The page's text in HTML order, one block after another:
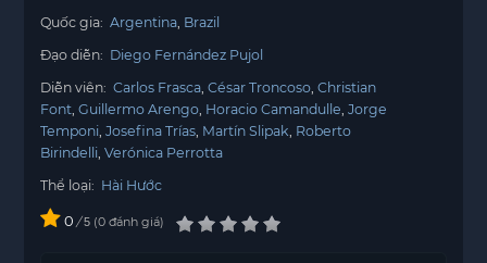
Quốc gia: Argentina Brazil
Đạo diễn: Diego Fernández Pujol
Diễn viên: Carlos Frasca César Troncoso Christian
Font Guillermo Arengo Horacio Camandulle Jorge
Temponi Josefina Trías Martín Slipak Roberto
Birindelli Verónica Perrotta
Thể loại: Hài Hước
0 / 5 0 đánh giá